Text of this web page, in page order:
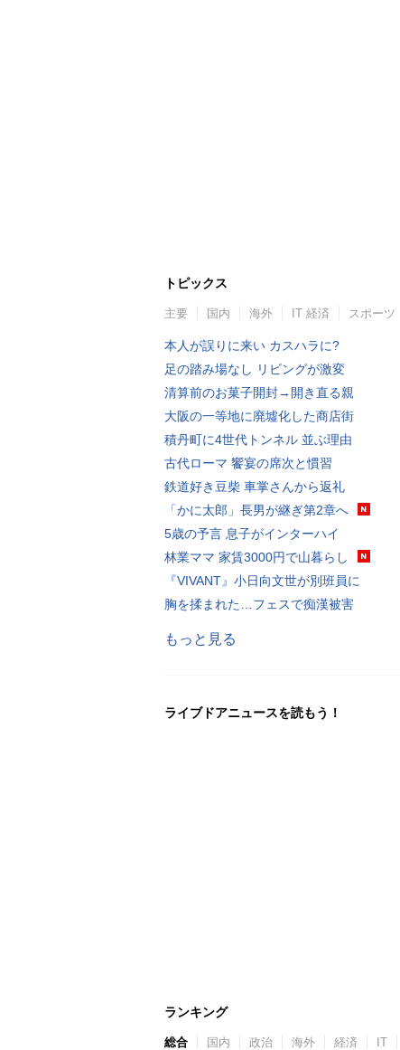
トピックス
主要 国内 海外 IT 経済 スポーツ
本人が誤りに来い カスハラに?
足の踏み場なし リビングが激変
清算前のお菓子開封→開き直る親
大阪の一等地に廃墟化した商店街
積丹町に4世代トンネル 並ぶ理由
古代ローマ 饗宴の席次と慣習
鉄道好き豆柴 車掌さんから返礼
「かに太郎」長男が継ぎ第2章へ
5歳の予言 息子がインターハイ
林業ママ 家賃3000円で山暮らし
『VIVANT』小日向文世が別班員に
胸を揉まれた…フェスで痴漢被害
もっと見る
ライブドアニュースを読もう！
ランキング
総合 国内 政治 海外 経済 IT